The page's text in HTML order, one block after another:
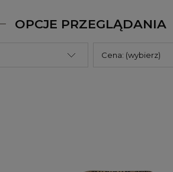
OPCJE PRZEGLĄDANIA
Cena: (wybierz)